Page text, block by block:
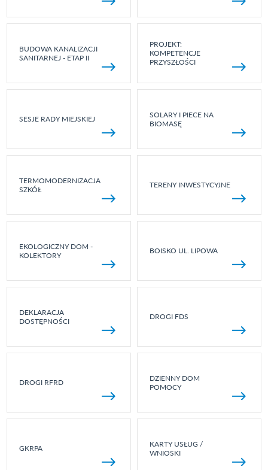
BUDOWA KANALIZACJI
SANITARNEJ - ETAP II
PROJEKT:
KOMPETENCJE
PRZYSZŁOŚCI
SESJE RADY MIEJSKIEJ
SOLARY I PIECE NA
BIOMASĘ
TERMOMODERNIZACJA
SZKÓŁ
TERENY INWESTYCYJNE
EKOLOGICZNY DOM -
KOLEKTORY
BOISKO UL. LIPOWA
DEKLARACJA
DOSTĘPNOŚCI
DROGI FDS
DROGI RFRD
DZIENNY DOM
POMOCY
GKRPA
KARTY USŁUG /
WNIOSKI